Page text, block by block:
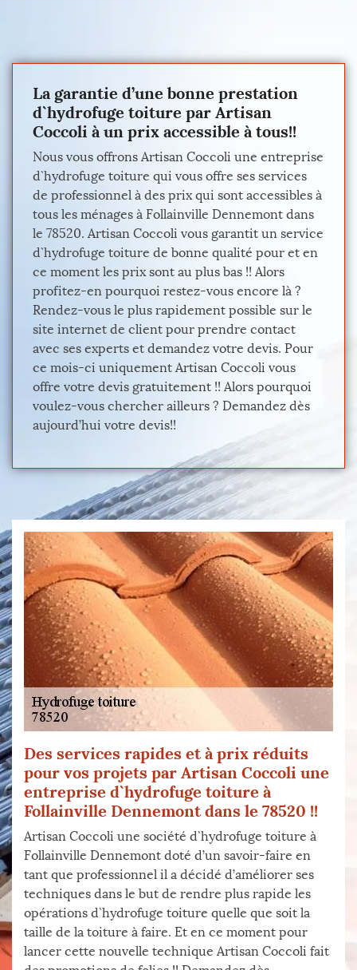
La garantie d’une bonne prestation
d`hydrofuge toiture par Artisan
Coccoli à un prix accessible à tous!!
Nous vous offrons Artisan Coccoli une entreprise
d`hydrofuge toiture qui vous offre ses services
de professionnel à des prix qui sont accessibles à
tous les ménages à Follainville Dennemont dans
le 78520. Artisan Coccoli vous garantit un service
d`hydrofuge toiture de bonne qualité pour et en
ce moment les prix sont au plus bas !! Alors
profitez-en pourquoi restez-vous encore là ?
Rendez-vous le plus rapidement possible sur le
site internet de client pour prendre contact
avec ses experts et demandez votre devis. Pour
ce mois-ci uniquement Artisan Coccoli vous
offre votre devis gratuitement !! Alors pourquoi
voulez-vous chercher ailleurs ? Demandez dès
aujourd’hui votre devis!!
Des services rapides et à prix réduits
pour vos projets par Artisan Coccoli une
entreprise d`hydrofuge toiture à
Follainville Dennemont dans le 78520 !!
Artisan Coccoli une société d`hydrofuge toiture à
Follainville Dennemont doté d’un savoir-faire en
tant que professionnel il a décidé d’améliorer ses
techniques dans le but de rendre plus rapide les
opérations d`hydrofuge toiture quelle que soit la
taille de la toiture à faire. Et en ce moment pour
lancer cette nouvelle technique Artisan Coccoli fait